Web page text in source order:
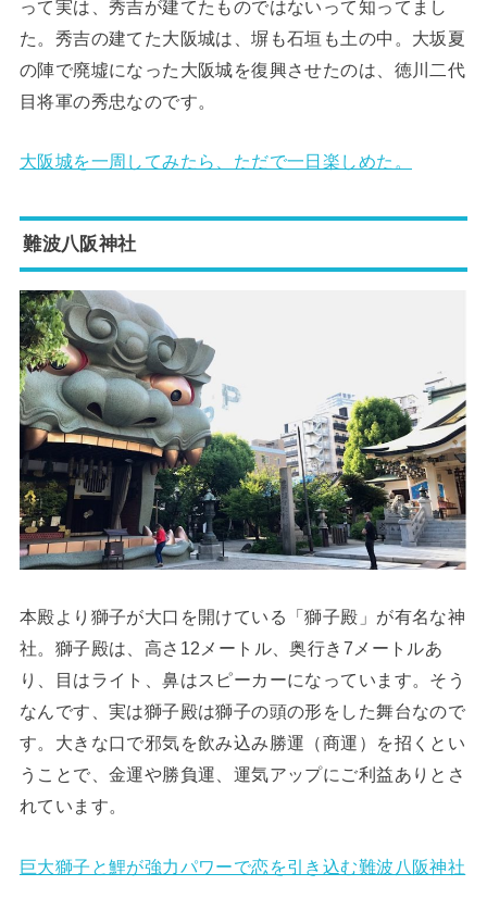
って実は、秀吉が建てたものではないって知ってまし
た。秀吉の建てた大阪城は、塀も石垣も土の中。大坂夏
の陣で廃墟になった大阪城を復興させたのは、徳川二代
目将軍の秀忠なのです。
大阪城を一周してみたら、ただで一日楽しめた。
難波八阪神社
本殿より獅子が大口を開けている「獅子殿」が有名な神
社。獅子殿は、高さ12メートル、奥行き7メートルあ
り、目はライト、鼻はスピーカーになっています。そう
なんです、実は獅子殿は獅子の頭の形をした舞台なので
す。大きな口で邪気を飲み込み勝運（商運）を招くとい
うことで、金運や勝負運、運気アップにご利益ありとさ
れています。
巨大獅子と鯉が強力パワーで恋を引き込む難波八阪神社